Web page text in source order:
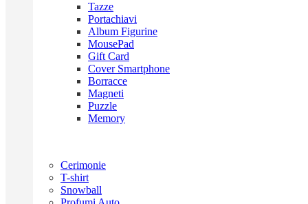
Tazze
Portachiavi
Album Figurine
MousePad
Gift Card
Cover Smartphone
Borracce
Magneti
Puzzle
Memory
Cerimonie
T-shirt
Snowball